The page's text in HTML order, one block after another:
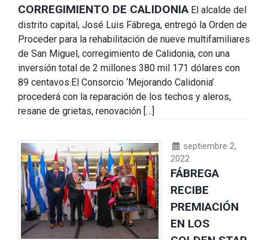
CORREGIMIENTO DE CALIDONIA El alcalde del
distrito capital, José Luis Fábrega, entregó la Orden de
Proceder para la rehabilitación de nueve multifamiliares
de San Miguel, corregimiento de Calidonia, con una
inversión total de 2 millones 380 mil 171 dólares con
89 centavos.El Consorcio ‘Mejorando Calidonia’
procederá con la reparación de los techos y aleros,
resane de grietas, renovación […]
septiembre 2,
2022
FÁBREGA
RECIBE
PREMIACIÓN
EN LOS